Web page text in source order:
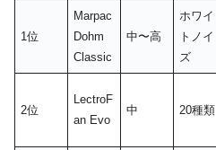
1位
Marpac
Dohm
Classic
中〜高
ホワイ
トノイ
ズ
2位
LectroF
an Evo
中 20種類